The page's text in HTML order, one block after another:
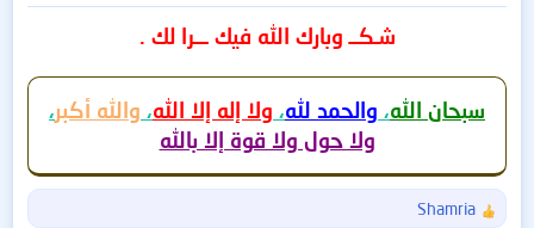
شـكــ وبارك الله فيك ـــرا لك .
سبحان الله، والحمد لله، ولا إله إلا الله، والله أكبر،
ولا حول ولا قوة إلا بالله
Shamria